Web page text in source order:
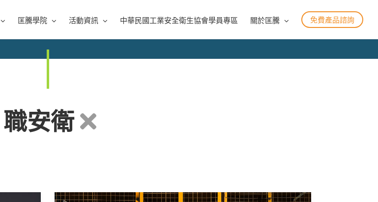
匡騰學院 活動資訊 中華民國工業安全衛生協會學員專區 關於匡騰 免費產品諮詢
職安衛